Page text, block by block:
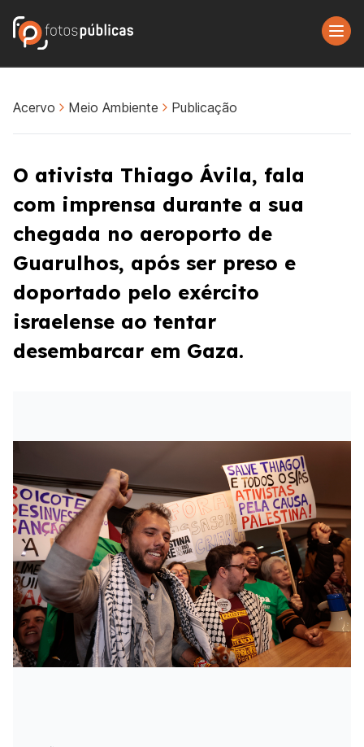
Acervo Meio Ambiente Publicação
O ativista Thiago Ávila, fala
com imprensa durante a sua
chegada no aeroporto de
Guarulhos, após ser preso e
doportado pelo exército
israelense ao tentar
desembarcar em Gaza.